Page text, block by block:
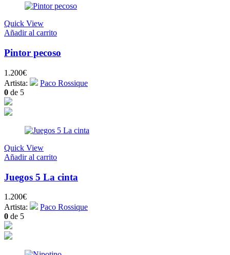
Quick View
Añadir al carrito
Pintor pecoso
1.200€
Artista:
Paco Rossique
0 de 5
Quick View
Añadir al carrito
Juegos 5 La cinta
1.200€
Artista:
Paco Rossique
0 de 5